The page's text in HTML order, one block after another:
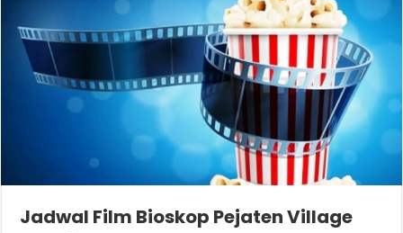
Jadwal Film Bioskop Pejaten Village